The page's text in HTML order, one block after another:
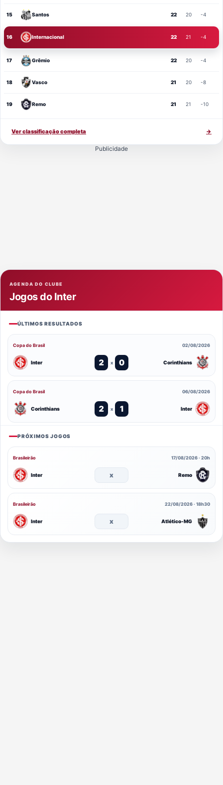
15 Santos 22 20 -4
16 Internacional 22 21 -4
17 Grêmio 22 20 -4
18 Vasco 21 20 -8
19 Remo 21 21 -10
Ver classificação completa →
Publicidade
AGENDA DO CLUBE
Jogos do Inter
ÚLTIMOS RESULTADOS
Copa do Brasil 02/08/2026
Inter 2 x 0 Corinthians
Copa do Brasil 06/08/2026
Corinthians 2 x 1 Inter
PRÓXIMOS JOGOS
Brasileirão 17/08/2026 · 20h
Inter x Remo
Brasileirão 22/08/2026 · 18h30
Inter x Atlético-MG